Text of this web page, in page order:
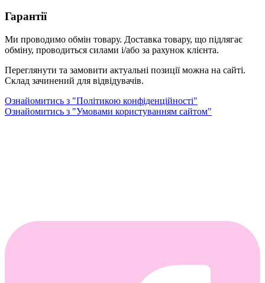
Гарантії
Ми проводимо обмін товару. Доставка товару, що підлягає
обміну, проводиться силами і/або за рахунок клієнта.
Переглянути та замовити актуальні позиції можна на сайті.
Склад зачинений для відвідувачів.
Ознайомитись з "Політикою конфіденційності"
Ознайомитись з "Умовами користуванням сайтом"